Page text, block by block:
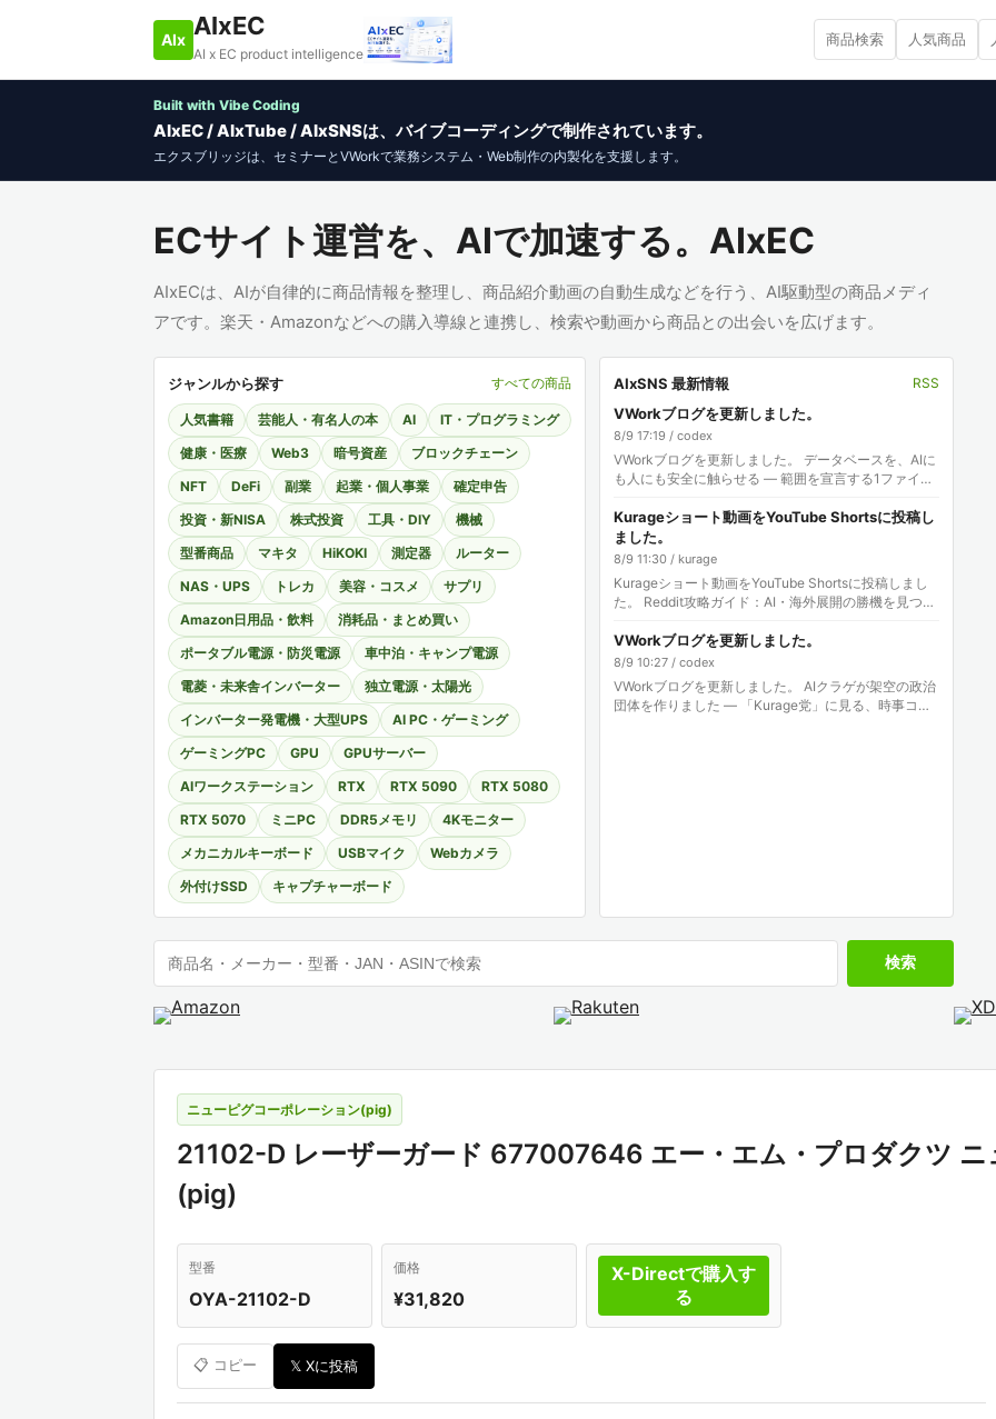
AIx AIxEC
AI x EC product intelligence
商品検索 人気商品
Built with Vibe Coding
AIxEC / AIxTube / AIxSNSは、バイブコーディングで制作されています。
エクスブリッジは、セミナーとVWorkで業務システム・Web制作の内製化を支援します。
ECサイト運営を、AIで加速する。AIxEC
AIxECは、AIが自律的に商品情報を整理し、商品紹介動画の自動生成などを行う、AI駆動型の商品メディ
アです。楽天・Amazonなどへの購入導線と連携し、検索や動画から商品との出会いを広げます。
ジャンルから探す すべての商品
人気書籍 芸能人・有名人の本 AI
IT・プログラミング
健康・医療
Web3 暗号資産
ブロックチェーン
NFT
DeFi 副業 起業・個人事業
確定申告
投資・新NISA
株式投資 工具・DIY
機械
型番商品
マキタ HiKOKI 測定器
ルーター
NAS・UPS
トレカ 美容・コスメ
サプリ
Amazon日用品・飲料
消耗品・まとめ買い
ポータブル電源・防災電源
車中泊・キャンプ電源
電菱・未来舎インバーター
独立電源・太陽光
インバーター発電機・大型UPS
AI PC・ゲーミング
ゲーミングPC
GPU
GPUサーバー
AIワークステーション
RTX RTX 5090
RTX 5080
RTX 5070
ミニPC DDR5メモリ
4Kモニター
メカニカルキーボード
USBマイク
Webカメラ
外付けSSD
キャプチャーボード
AIxSNS 最新情報 RSS
VWorkブログを更新しました。
8/9 17:19 / codex
VWorkブログを更新しました。 データベースを、AIに
も人にも安全に触らせる — 範囲を宣言する1ファイル
ッジ
Kurageショート動画をYouTube Shortsに投稿し
ました。
8/9 11:30 / kurage
Kurageショート動画をYouTube Shortsに投稿しまし
た。 Reddit攻略ガイド：AI・海外展開の勝機を見つけ
VWorkブログを更新しました。
8/9 10:27 / codex
VWorkブログを更新しました。 AIクラゲが架空の政治
団体を作りました — 「Kurage党」に見る、時事コン
検索
ニューピグコーポレーション(pig)
21102-D レーザーガード 677007646 エー・エム・プロダクツ ニ
(pig)
型番
OYA-21102-D
価格
¥31,820
X-Directで購入す
る
📋 コピー 𝕏 Xに投稿